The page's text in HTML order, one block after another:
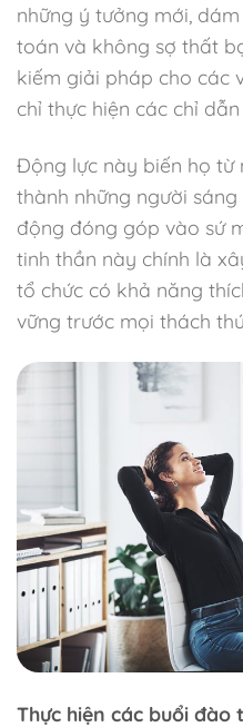
những ý tưởng mới,
toán và không sợ thất
kiếm giải pháp cho các
chỉ thực hiện các chỉ
Động lực này biến họ từ
thành những người
động đóng góp vào sứ
tinh thần này chính là
tổ chức có khả năng
vững trước mọi thách
Thực hiện các buổi